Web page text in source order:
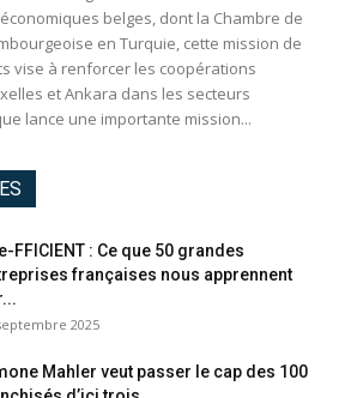
belges, dont la Chambre de
en Turquie, cette mission de
vise à renforcer les coopérations
et Ankara dans les secteurs
lance une importante mission...
FFICIENT : Ce que 50 grandes
françaises nous apprennent
2025
Mahler veut passer le cap des 100